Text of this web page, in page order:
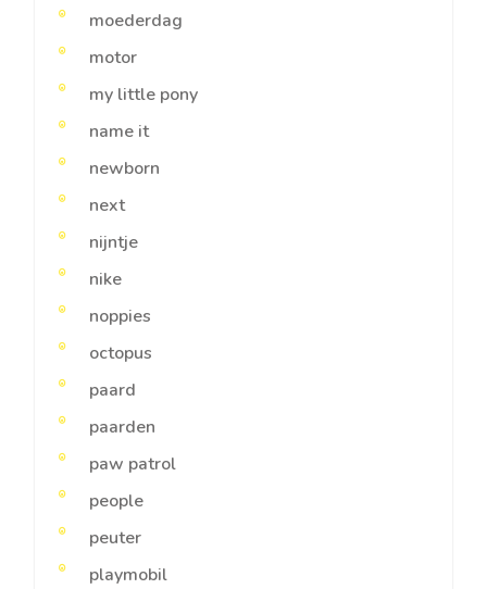
moederdag
motor
my little pony
name it
newborn
next
nijntje
nike
noppies
octopus
paard
paarden
paw patrol
people
peuter
playmobil